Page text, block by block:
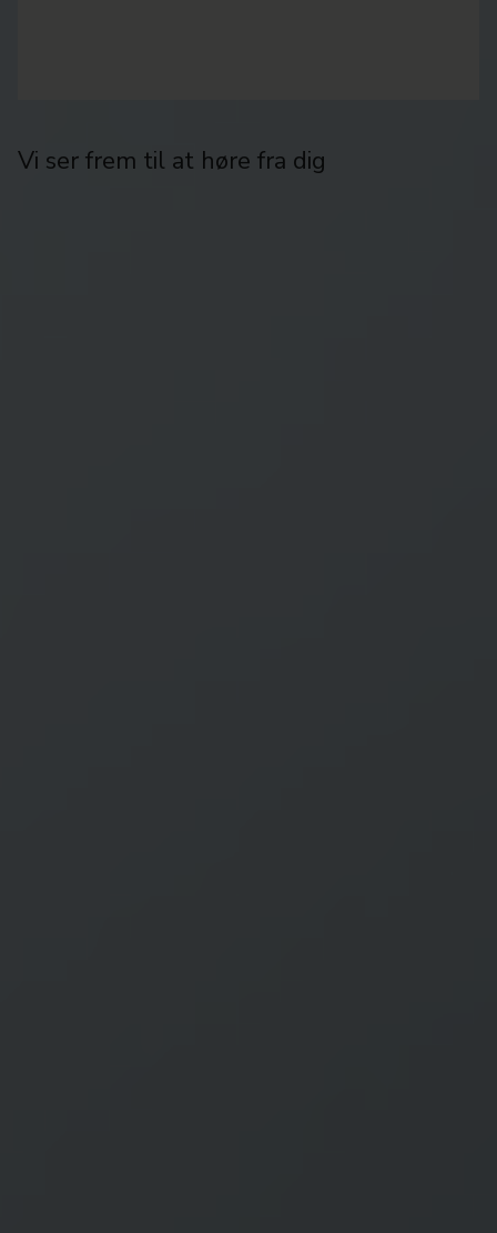
Vi ser frem til at høre fra dig